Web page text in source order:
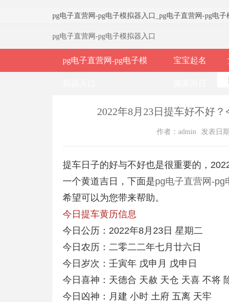
pg电子直营网-pg电子模拟器入口 pg电子直营网-pg电子
pg电子直营网-pg电子模拟器入口
pg电子直营网-pg电子模 宝宝起名
2022年8月23日提车好不好
作者：admin 发表日
提车日子的好与不好也是很重要的，
一个黄道吉日，下面是pg电子直营网-pg
希望可以为您带来帮助。
今日提车黄历信息
今日公历：2022年8月23日 星期二
今日农历：二零二二年七月廿六日
今日岁次：壬寅年 戊申月 戊申日
今日喜神：天德合 天赦 天仓 天喜 不将
今日凶神：月建 小时 土府 五离 天牢